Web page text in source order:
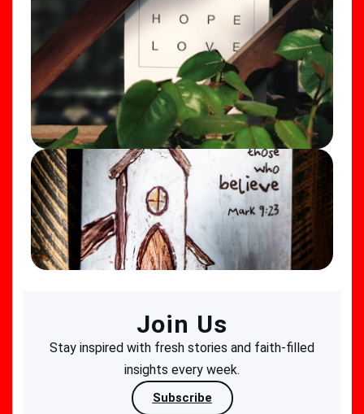
Join Us
Stay inspired with fresh stories and faith-filled
insights every week.
Subscribe